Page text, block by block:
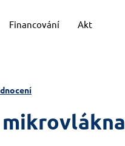
Financování Aktuality